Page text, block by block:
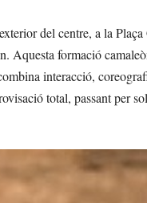
del centre, a la
Aquesta formació
interacció,
total, passant per